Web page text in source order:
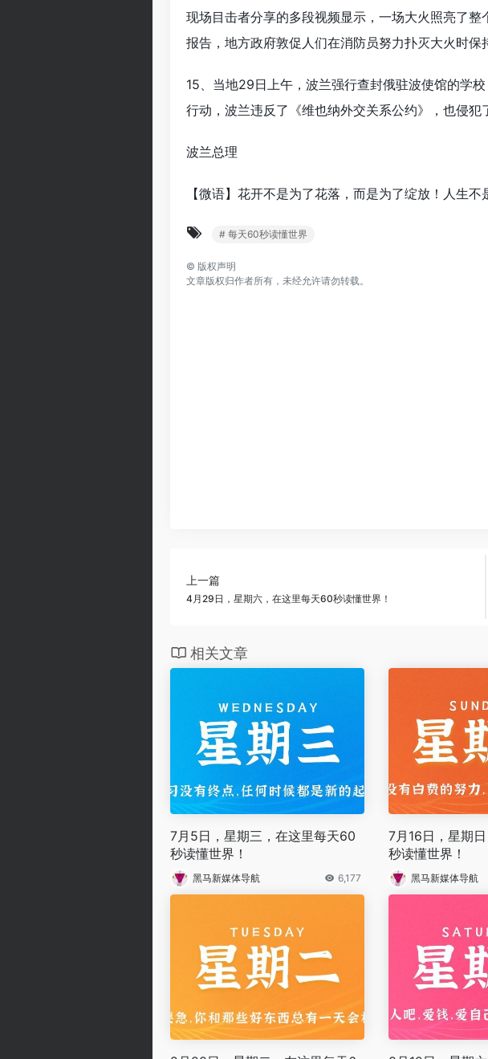
现场目击者分享的多段视频显示，一场大火照亮了
报告，地方政府敦促人们在消防员努力扑灭大火时保
15、当地29日上午，波兰强行查封俄驻波使馆的学
行动，波兰违反了《维也纳外交关系公约》，也侵犯
波兰总理
【微语】花开不是为了花落，而是为了绽放！人生
# 每天60秒读懂世界
© 版权声明
文章版权归作者所有，未经允许请勿转载。
上一篇
4月29日，星期六，在这里每天60秒读懂世界！
相关文章
7月5日，星期三，在这里每天60
秒读懂世界！
黑马新媒体导航 6,177
7月16日，星期
秒读懂世界！
黑马新媒体导航